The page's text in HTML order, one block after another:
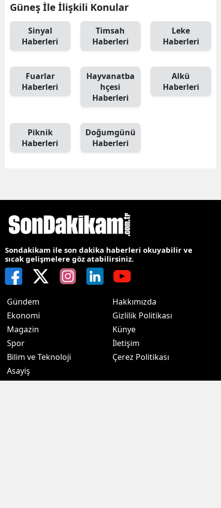
Güneş İle İlişkili Konular
Sinyal
Haberleri
Timsah
Haberleri
Leke
Haberleri
Fuarlar
Haberleri
Hayvanatba
hçesi
Haberleri
Alkü
Haberleri
Piknik
Haberleri
Doğumgünü
Haberleri
Sondakikam ile son dakika haberleri okuyabilir ve
sıcak gelişmelere göz atabilirsiniz.
Gündem
Ekonomi
Magazin
Spor
Bilim ve Teknoloji
Asayiş
Eğitim
Hakkımızda
Gizlilik Politikası
Künye
İletişim
Çerez Politikası